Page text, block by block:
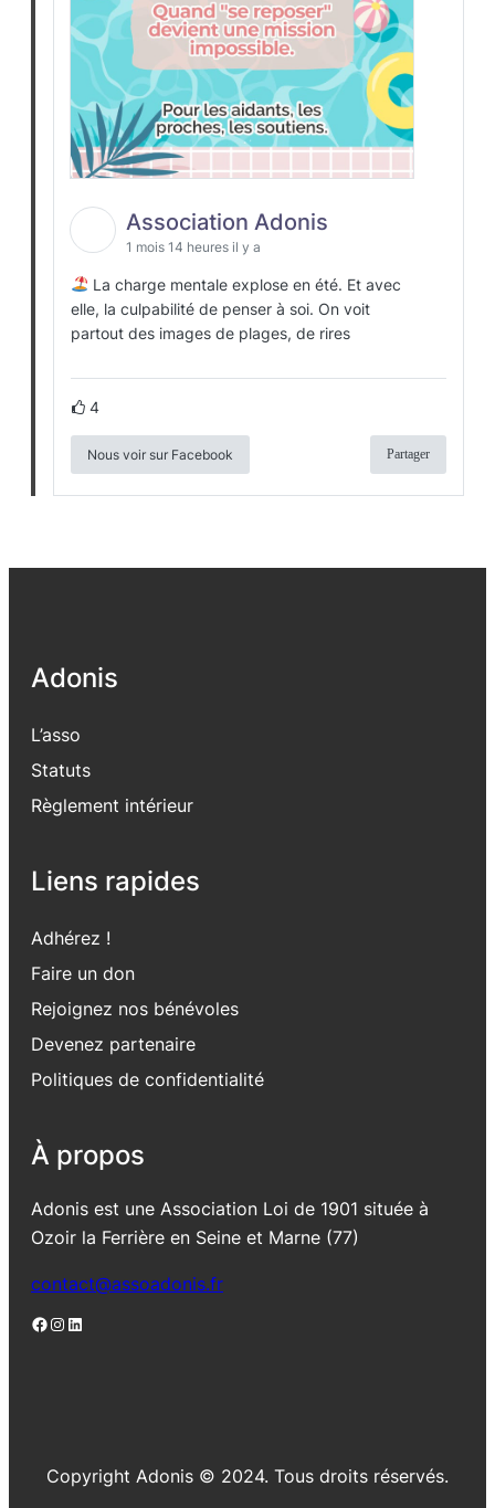
Association Adonis
1 mois 14 heures il y a
La charge mentale explose en été. Et avec
elle, la culpabilité de penser à soi. On voit
partout des images de plages, de rires
4
Nous voir sur Facebook Partager
Adonis
L’asso
Statuts
Règlement intérieur
Liens rapides
Adhérez !
Faire un don
Rejoignez nos bénévoles
Devenez partenaire
Politiques de confidentialité
À propos
Adonis est une Association Loi de 1901 située à
Ozoir la Ferrière en Seine et Marne (77)
contact@assoadonis.fr
Facebook Instagram LinkedIn
Copyright Adonis © 2024. Tous droits réservés.